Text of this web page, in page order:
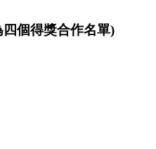
個得獎合作名單)